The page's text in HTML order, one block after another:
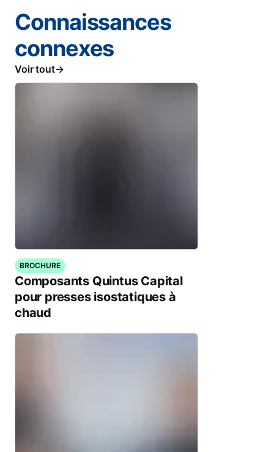
Connaissances
connexes
Voir tout
BROCHURE
Composants Quintus Capital
pour presses isostatiques à
chaud